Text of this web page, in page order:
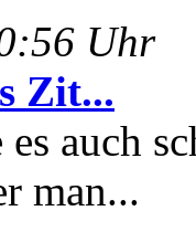
Uhr
Zit...
auch
man...